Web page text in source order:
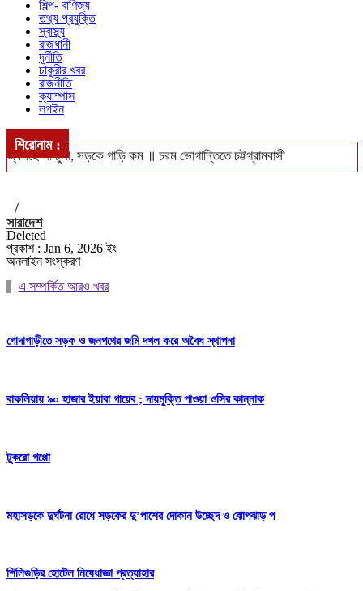
শিল্প- বাণিজ্য
তথ্য প্রযুক্তি
স্বাস্থ্য
রাজধানী
দূর্নীতি
চাকুরীর খবর
রাজনীতি
ক্যাম্পাস
লগইন
শিরোনাম :
জ্বলছে না চুলা, সড়কে গাড়ি কম ॥ চরম ভোগান্তিতে চট্টগ্রামবাসী
সিএমপি’র নিজস্ব জনবলে চলবে ট্রাফিক ব্যবস্থাপনা
ঢাকা-পাবনা ও ঢাকা-খুলনা রুটে নতুন আন্তঃনগর ট্রেন চালুর পরিকল্পনা ॥ চালু
হবে বন্ধ লোকাল-মেইল
বঙ্গোপসাগরে ধরা পড়লো ২৯ কেজির ইয়েলোফিন টুনা, ৪০ হাজারে বিক্রি
/
সারাদেশ
Deleted
প্রকাশ : Jan 6, 2026 ইং
অনলাইন সংস্করণ
এ সম্পর্কিত আরও খবর
গোদাগাড়ীতে সড়ক ও জনপথের জমি দখল করে অবৈধ স্থাপনা
বাকলিয়ায় ৯০ হাজার ইয়াবা গায়েব ; দায়মুক্তি পাওয়া ওসির কান্নাক
টুকরো গপ্পো
মহাসড়কে দুর্ঘটনা রোধে সড়কের দু’পাশের দোকান উচ্ছেদ ও ঝোপঝাড় প
শিলিগুড়ির হোটেল নিষেধাজ্ঞা প্রত্যাহার